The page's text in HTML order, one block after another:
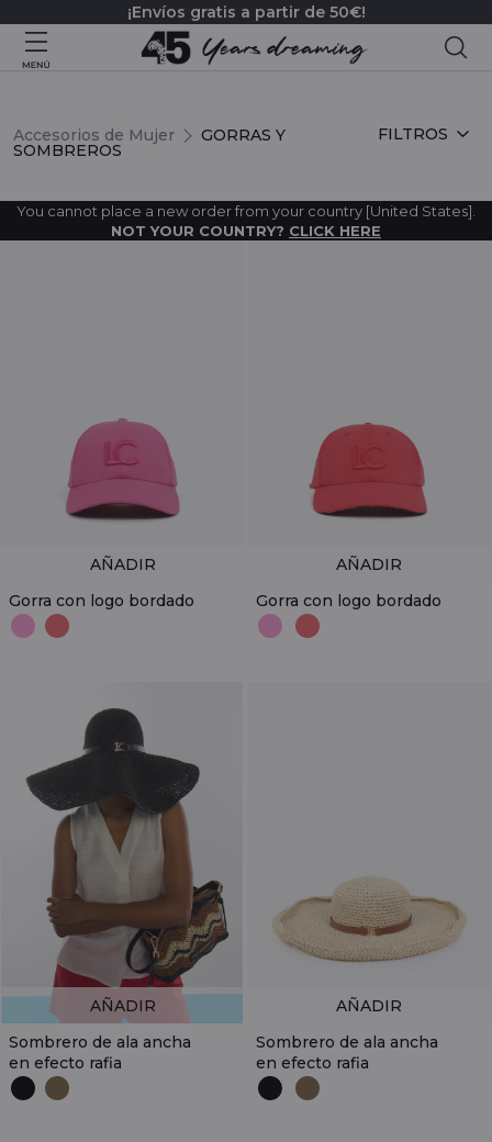
¡Envíos gratis a partir de 50€!
Accesorios de Mujer GORRAS Y
SOMBREROS
GORRAS Y SOMBREROS FILTROS
You cannot place a new order from your country [United States].
NOT YOUR COUNTRY? CLICK HERE
Gorra con logo bordado
AÑADIR
Gorra con logo bordado
AÑADIR
Sombrero de ala ancha
en efecto rafia
AÑADIR
Sombrero de ala ancha
en efecto rafia
AÑADIR